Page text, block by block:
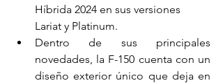
Híbrida 2024 en sus versiones
Lariat y Platinum.
Dentro de sus principales
novedades, la F-150 cuenta con un
diseño exterior único que deja en